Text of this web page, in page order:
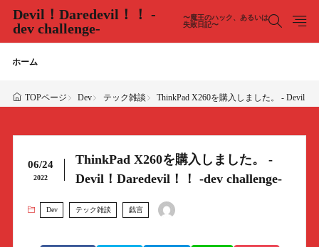
Devil！Daredevil！！ -
dev challenge-
〜魔王のハック、あるいは
失敗日記〜
ホーム
TOPページ Dev テック雑談 ThinkPad X260を購入しました。 - Devil！
06/24
2022
ThinkPad X260を購入しました。 -
Devil！Daredevil！！ -dev challenge-
Dev テック雑談 戯言